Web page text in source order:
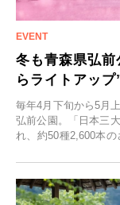
冬も青森県弘前
らライトアップ
毎年4月下旬から5月
弘前公園。「日本三
れ、約50種2,600本
日(月)～2026年2月28
を開催します。